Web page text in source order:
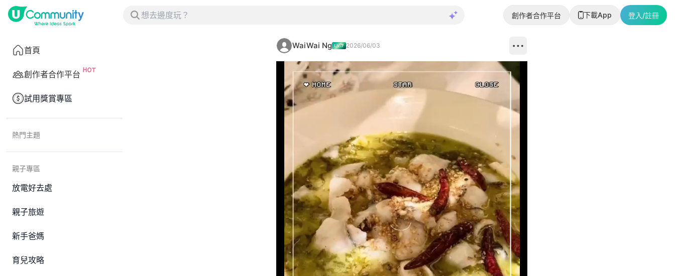
創作者合作平台 下載App 登入/註冊
首頁
創作者合作平台
試用獎賞專區
熱門主題
親子專區
放電好去處
親子旅遊
新手爸媽
育兒攻略
WaiWai Ng 2026/06/03